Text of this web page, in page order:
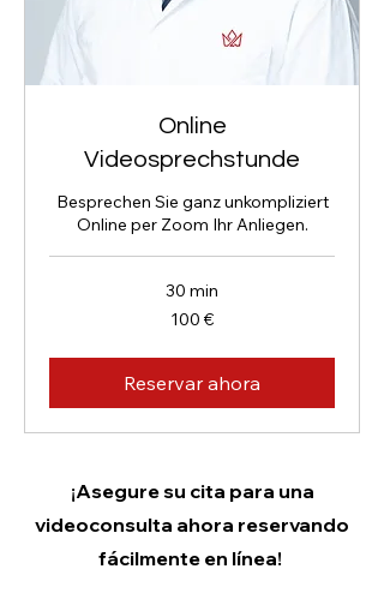
Online
Videosprechstunde
Besprechen Sie ganz unkompliziert
Online per Zoom Ihr Anliegen.
30 min
100 €
Reservar ahora
¡Asegure su cita para una
videoconsulta ahora reservando
fácilmente en línea!